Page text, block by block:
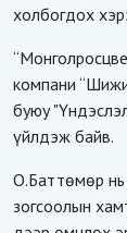
холбогдох
компани
буюу
үйлдэж байв.
О.Баттөмөр нь
зогсоолын